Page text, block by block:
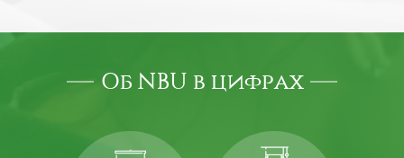
Об NBU в цифрах